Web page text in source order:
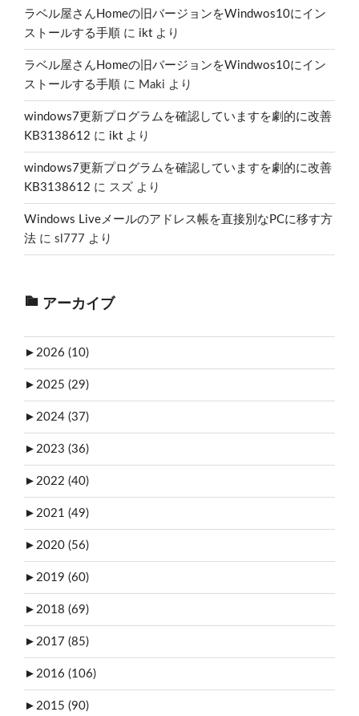
ラベル屋さんHomeの旧バージョンをWindwos10にイン
ストールする手順 に ikt より
ラベル屋さんHomeの旧バージョンをWindwos10にイン
ストールする手順 に Maki より
windows7更新プログラムを確認していますを劇的に改善
KB3138612 に ikt より
windows7更新プログラムを確認していますを劇的に改善
KB3138612 に スズ より
Windows Liveメールのアドレス帳を直接別なPCに移す方
法 に sl777 より
アーカイブ
► 2026 (10)
► 2025 (29)
► 2024 (37)
► 2023 (36)
► 2022 (40)
► 2021 (49)
► 2020 (56)
► 2019 (60)
► 2018 (69)
► 2017 (85)
► 2016 (106)
► 2015 (90)